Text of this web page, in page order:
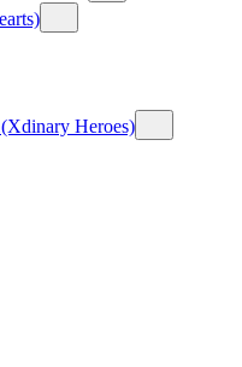
Heroes)